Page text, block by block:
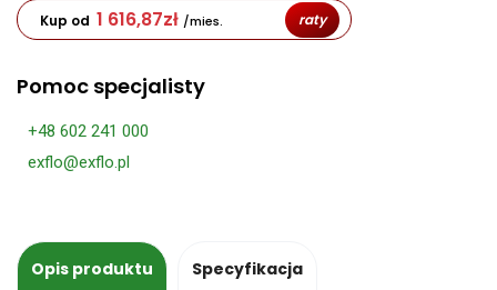
Kup od 1 616,87zł /mies. raty
Pomoc specjalisty
+48 602 241 000
exflo@exflo.pl
Opis produktu Specyfikacja